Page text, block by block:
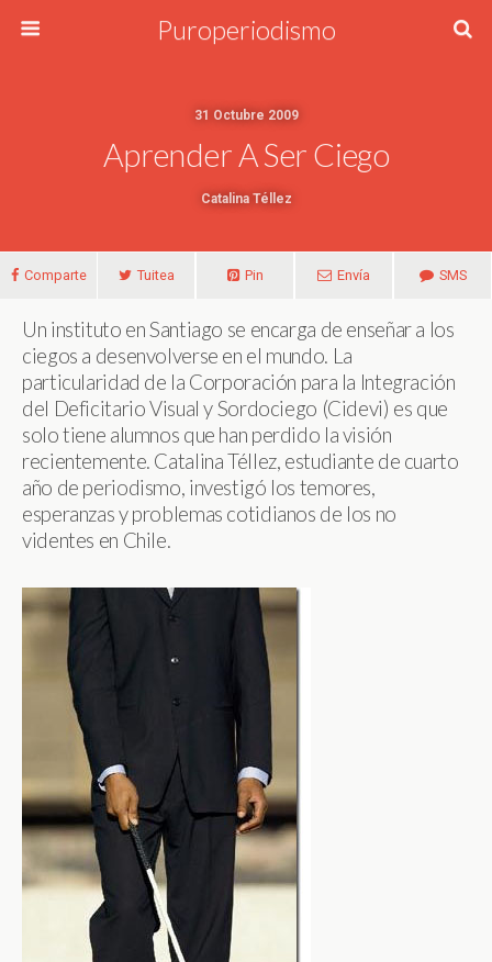
Puroperiodismo
31 Octubre 2009
Aprender A Ser Ciego
Catalina Téllez
Comparte Tuitea Pin Envía SMS
Un instituto en Santiago se encarga de enseñar a los
ciegos a desenvolverse en el mundo. La
particularidad de la Corporación para la Integración
del Deficitario Visual y Sordociego (Cidevi) es que
solo tiene alumnos que han perdido la visión
recientemente. Catalina Téllez, estudiante de cuarto
año de periodismo, investigó los temores,
esperanzas y problemas cotidianos de los no
videntes en Chile.